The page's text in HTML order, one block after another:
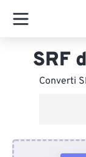
SRF
Converti